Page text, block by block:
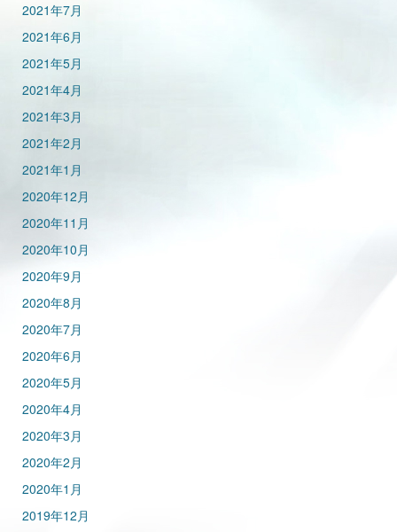
2021年7月
2021年6月
2021年5月
2021年4月
2021年3月
2021年2月
2021年1月
2020年12月
2020年11月
2020年10月
2020年9月
2020年8月
2020年7月
2020年6月
2020年5月
2020年4月
2020年3月
2020年2月
2020年1月
2019年12月